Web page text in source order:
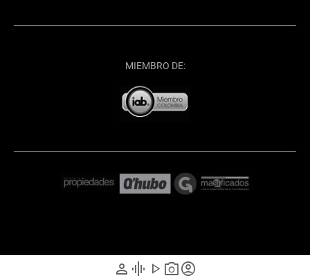
person graphic_eq play_arrow photo_cameraaccount_circle
MIEMBRO DE: